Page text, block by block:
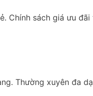
Chính sách giá ưu
Thường xuyên đa